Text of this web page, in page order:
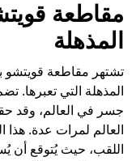
مقاطعة
المذهلة
تشتهر مقاطعة قويتشو
جسر في العالم، وقد
العالم لمرات عدة.
اللقب، حيث يُتوقع أن